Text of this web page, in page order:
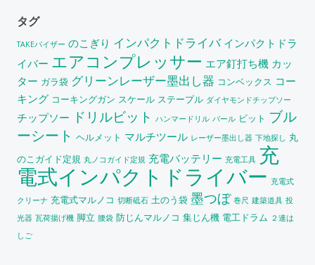
タグ
TAKEバイザー のこぎり インパクトドライバ インパクトドラ
イバー エアコンプレッサー エア釘打ち機 カッ
ター ガラ袋 グリーンレーザー墨出し器 コンベックス コー
キング コーキングガン スケール ステープル ダイヤモンドチップソー
チップソー ドリルビット ハンマードリル バール ビット ブル
ーシート ヘルメット マルチツール レーザー墨出し器 下地探し 丸
のこガイド定規 丸ノコガイド定規 充電バッテリー 充電工具 充
電式インパクトドライバー 充電式
クリーナ 充電式マルノコ 切断砥石 土のう袋 墨つぼ 巻尺 建築道具 投
光器 瓦荷揚げ機 脚立 腰袋 防じんマルノコ 集じん機 電工ドラム ２連は
しご